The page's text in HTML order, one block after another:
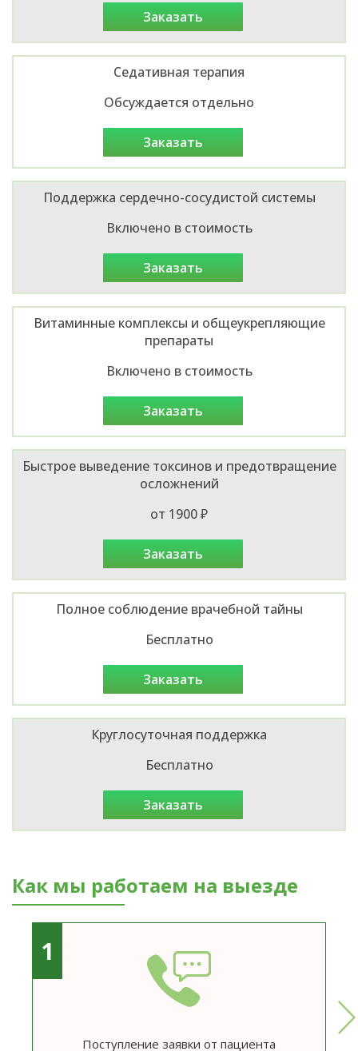
заказать
Седативная терапия
Обсуждается отдельно
заказать
Поддержка сердечно-сосудистой системы
Включено в стоимость
заказать
Витаминные комплексы и общеукрепляющие
препараты
Включено в стоимость
заказать
Быстрое выведение токсинов и предотвращение
осложнений
от 1900 ₽
заказать
Полное соблюдение врачебной тайны
Бесплатно
заказать
Круглосуточная поддержка
Бесплатно
заказать
Как мы работаем на выезде
1
Поступление заявки от пациента